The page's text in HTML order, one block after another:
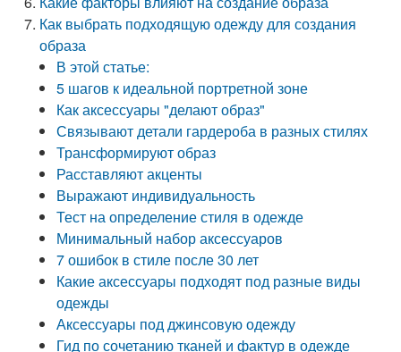
Как выбрать подходящую одежду для создания
образа
В этой статье:
5 шагов к идеальной портретной зоне
Как аксессуары "делают образ"
Связывают детали гардероба в разных стилях
Трансформируют образ
Расставляют акценты
Выражают индивидуальность
Тест на определение стиля в одежде
Минимальный набор аксессуаров
7 ошибок в стиле после 30 лет
Какие аксессуары подходят под разные виды
одежды
Аксессуары под джинсовую одежду
Гид по сочетанию тканей и фактур в одежде